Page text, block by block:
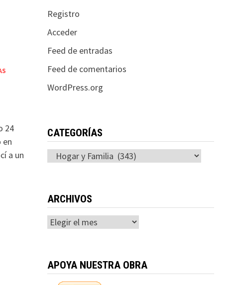
24
en
a un
Registro
Acceder
Feed de entradas
Feed de comentarios
WordPress.org
CATEGORÍAS
Categorías
ARCHIVOS
Archivos
APOYA NUESTRA OBRA